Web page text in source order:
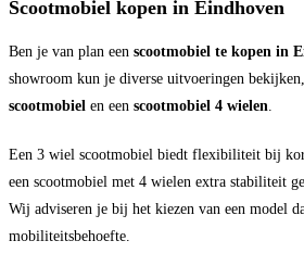
Scootmobiel kopen in Eindhoven
Ben je van plan een scootmobiel te kopen in
showroom kun je diverse uitvoeringen
scootmobiel en een scootmobiel 4 wielen.
Een 3 wiel scootmobiel biedt flexibiliteit bij
een scootmobiel met 4 wielen extra stabiliteit
Wij adviseren je bij het kiezen van een model
mobiliteitsbehoefte.